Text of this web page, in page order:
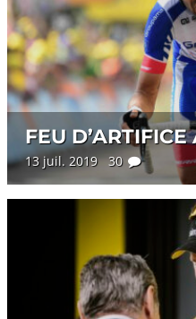
FEU
13 juil. 2019 30